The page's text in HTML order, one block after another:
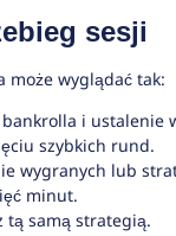
sesji
może wyglądać tak:
i ustalenie
szybkich rund.
wygranych lub
minut.
tą samą strategią.